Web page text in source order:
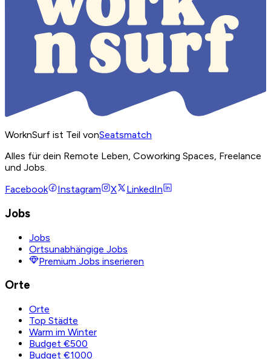
WorknSurf ist Teil vonSeatsmatch
Alles für dein Remote Leben, Coworking Spaces, Freelance
und Jobs.
Facebook
Instagram X LinkedIn
Jobs
Jobs
Ortsunabhängige Jobs
Premium Jobs inserieren
Orte
Orte
Top Städte
Warm im Winter
Budget €500
Budget €1000